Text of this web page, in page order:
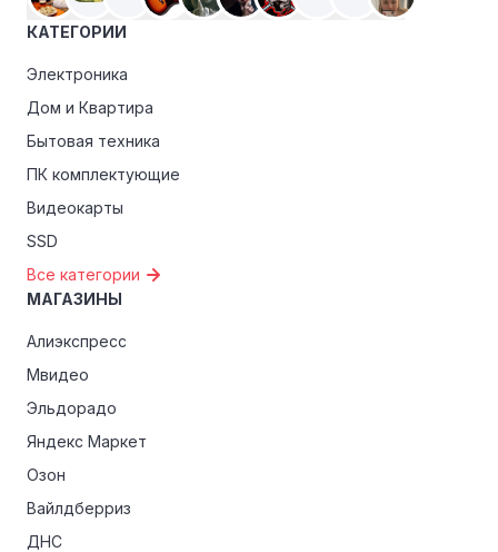
преимуществами, как скидки только для участников,
акциям.
Особые скидки:
критериям, проверьте, предоставляет ли Interacty
пенсионеров.
КАТЕГОРИИ
Электроника
Дом и Квартира
Бытовая техника
ПК комплектующие
Видеокарты
SSD
Все категории
МАГАЗИНЫ
Алиэкспресс
Мвидео
Эльдорадо
Яндекс Маркет
Озон
Вайлдберриз
ДНС